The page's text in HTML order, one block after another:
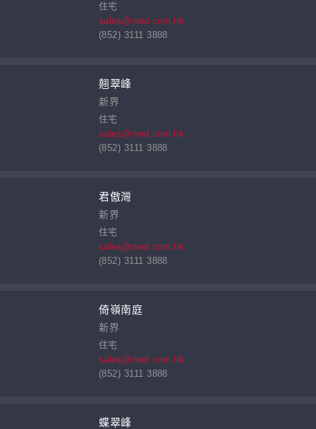
住宅
sales@nwd.com.hk
(852) 3111 3888
翹翠峰
新界
住宅
sales@nwd.com.hk
(852) 3111 3888
君傲灣
新界
住宅
sales@nwd.com.hk
(852) 3111 3888
倚嶺南庭
新界
住宅
sales@nwd.com.hk
(852) 3111 3888
蝶翠峰